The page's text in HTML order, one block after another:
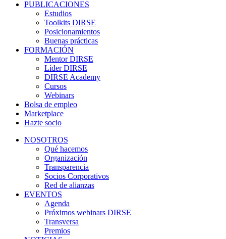
PUBLICACIONES
Estudios
Toolkits DIRSE
Posicionamientos
Buenas prácticas
FORMACIÓN
Mentor DIRSE
Líder DIRSE
DIRSE Academy
Cursos
Webinars
Bolsa de empleo
Marketplace
Hazte socio
NOSOTROS
Qué hacemos
Organización
Transparencia
Socios Corporativos
Red de alianzas
EVENTOS
Agenda
Próximos webinars DIRSE
Transversa
Premios